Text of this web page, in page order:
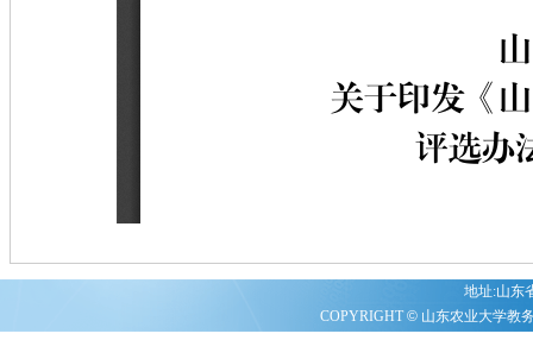
地址:山东
COPYRIGHT© 山东农业大学教